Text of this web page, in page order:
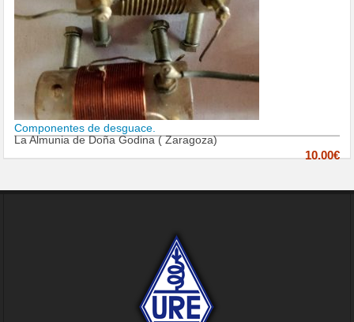
Componentes de desguace.
La Almunia de Doña Godina ( Zaragoza)
10.00€